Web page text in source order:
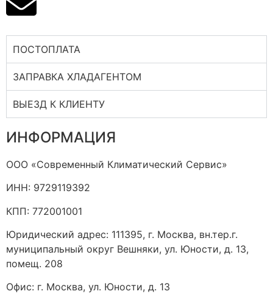
ПОСТОПЛАТА
ЗАПРАВКА ХЛАДАГЕНТОМ
ВЫЕЗД К КЛИЕНТУ
ИНФОРМАЦИЯ
ООО «Современный Климатический Сервис»
ИНН: 9729119392
КПП: 772001001
Юридический адрес: 111395, г. Москва, вн.тер.г.
муниципальный округ Вешняки, ул. Юности, д. 13,
помещ. 208
Офис: г. Москва, ул. Юности, д. 13